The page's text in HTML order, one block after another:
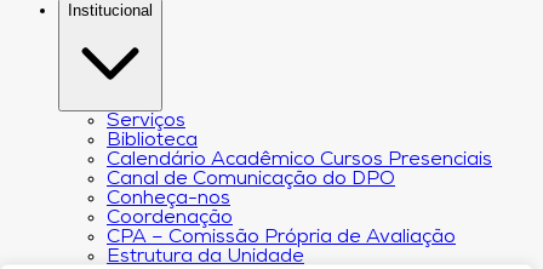
Institucional
Serviços
Biblioteca
Calendário Acadêmico Cursos Presenciais
Canal de Comunicação do DPO
Conheça-nos
Coordenação
CPA – Comissão Própria de Avaliação
Estrutura da Unidade